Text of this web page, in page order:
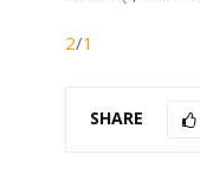
2/1
SHARE